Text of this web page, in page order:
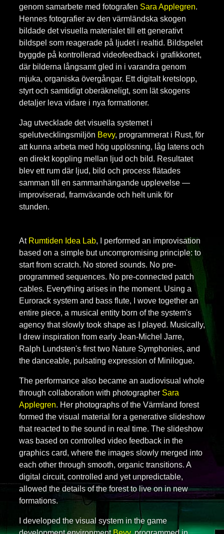
genom samarbete med fotografen Sara Applegren.
Hennes fotografier av den värmländska skogen
bildade det visuella materialet till ett generativt
bildspel som reagerade på ljudet i realtid. Bildspelet
byggde på kontrollerad videofeedback i grafikkortet,
där bilderna långsamt gled in i varandra genom
mjuka, organiska övergångar. Ett digitalt kretslopp,
styrt och samtidigt oberäkneligt, som lät skogens
detaljer leva vidare i nya formationer.
Jag utvecklade det visuella systemet i
spelutvecklingsmiljön Bevy, programmerat i Rust, för
att kunna arbeta med hög upplösning, låg latens och
en direkt koppling mellan ljud och bild. Resultatet
blev ett rum där ljud, bild och process flätades
samman till en sammanhängande upplevelse —
improviserad, framväxande och helt unik för
stunden.
At Rumtiden Idea Lab, I performed an improvisation
based on a simple but uncompromising principle: to
start from scratch. No stored sounds. No pre-
programmed sequences. No pre-connected patch
cables. Everything arises in the moment. Using a
Eurorack system and bass flute, I wove together an
entire piece, a musical entity born of the system's
agency that slowly took shape as I played. Musically,
I drew inspiration from early Jean-Michel Jarre,
Ralph Lundsten's first two Nature Symphonies, and
the danceable, pulsating expression of Minilogue.
The performance also became an audiovisual whole
through collaboration with photographer Sara
Applegren. Her photographs of the Värmland forest
formed the visual material for a generative slideshow
that reacted to the sound in real time. The slideshow
was based on controlled video feedback in the
graphics card, where the images slowly merged into
each other through smooth, organic transitions. A
digital circuit, controlled and yet unpredictable,
allowed the details of the forest to live on in new
formations.
I developed the visual system in the game